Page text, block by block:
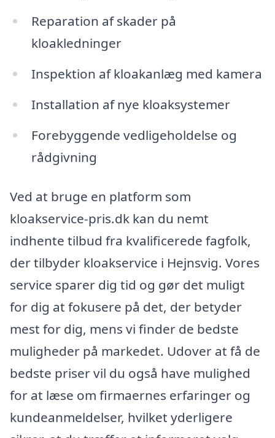
Reparation af skader på
kloakledninger
Inspektion af kloakanlæg med kamera
Installation af nye kloaksystemer
Forebyggende vedligeholdelse og
rådgivning
Ved at bruge en platform som
kloakservice-pris.dk kan du nemt
indhente tilbud fra kvalificerede fagfolk,
der tilbyder kloakservice i Hejnsvig. Vores
service sparer dig tid og gør det muligt
for dig at fokusere på det, der betyder
mest for dig, mens vi finder de bedste
muligheder på markedet. Udover at få de
bedste priser vil du også have mulighed
for at læse om firmaernes erfaringer og
kundeanmeldelser, hvilket yderligere